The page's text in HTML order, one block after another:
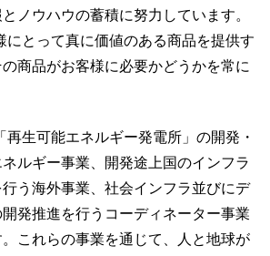
ノウハウの蓄積に努力しています。
にとって真に価値のある商品を提供す
商品がお客様に必要かどうかを常に
再生可能エネルギー発電所」の開発・
ルギー事業、開発途上国のインフラ
う海外事業、社会インフラ並びにデ
発推進を行うコーディネーター事業
これらの事業を通じて、人と地球が